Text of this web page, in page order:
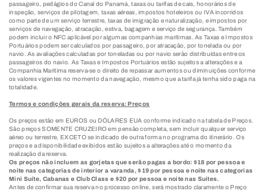
passageiro, pedágios do Canal do Panamá, taxas ou tarifas de cais, honorários de
inspeção, serviços de pilotagem, taxas aéreas, impostos hoteleiros ou IVA incorridos
como parte de um serviço terrestre, taxas de imigração e naturalização, e impostos por
serviços de navegação, atracação, estiva, bagagem e serviço de segurança. Também
podem incluir o NFC aplicável por algumas companhias marítimas. As Taxas e Impostos
Portuários podem ser calculados por passageiro, por atracação, por tonelada ou por
navio. As avaliações calculadas por toneladas ou por navio serão distribuídas entre os
passageiros do navio. As Taxas e Impostos Portuários estão sujeitos a alterações e a
Companhia Marítima reserva-se o direito de repassar aumentos ou diminuições conforme
os valores vigentes no momento da navegação, mesmo que a tarifa já tenha sido paga na
totalidade.
Termos e condições gerais da reserva: Preços
Os preços estão em EUROS ou DÓLARES EUA conforme indicado na tabela de Preços.
São preços SOMENTE CRUZEIRO em pensão completa, sem incluir qualquer serviço
aéreo ou terrestre, EXCETO se indicado de outra forma no programa do itinerário. Os
preços e a disponibilidade exibidos estão sujeitos a alterações até o momento da
realização da reserva.
Os preços não incluem as gorjetas que serão pagas a bordo: $18 por pessoa e
noite nas categorias de interior a varanda, $19 por pessoa e noite nas categorias
Mini Suíte, Cabanas e Club Class e $20 por pessoa e noite nas Suítes.
Antes de confirmar sua reserva no processo online, será mostrado claramente o Preço